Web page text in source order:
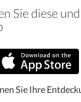
Sie diese
Sie Ihre